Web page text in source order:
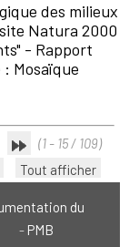
des milieux
Natura 2000
- Rapport
Mosaïque
(1 - 15 / 109)
Tout afficher
du
PMB